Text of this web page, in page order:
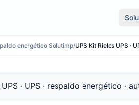
energético Solutimp/UPS Kit Rieles UPS ·